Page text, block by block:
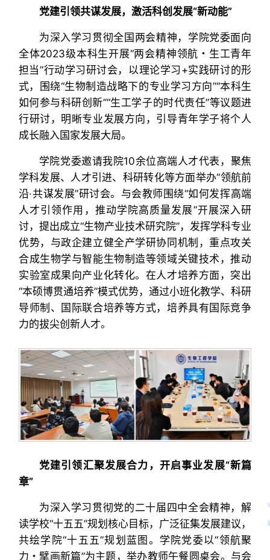
党建引领共谋发展， 激活科创发展“新动能”
为深入学习贯彻全国两会精神，学院党委面向
全体2023级本科生开展“两会精神领航・生工青年
担当”行动学习研讨会，以理论学习+实践研讨的形
式，围绕“生物制造战略下的专业学习方向”“本科生
如何参与科研创新”“生工学子的时代责任”等议题进
行研讨，明晰专业发展方向，引导青年学子将个人
成长融入国家发展大局。
学院党委邀请我院10余位高端人才代表，聚焦
学科发展、人才引进、科研转化等方面举办“领航前
沿·共谋发展”研讨会。与会教师围绕“如何发挥高端
人才引领作用，推动学院高质量发展”开展深入研
讨，提出成立“生物产业技术研究院”，发挥学科专业
优势，与政企建立健全产学研协同机制，重点攻关
合成生物学与智能生物制造等领域关键技术，推动
实验室成果向产业化转化。在人才培养方面，突出
“本硕博贯通培养”模式优势，通过小班化教学、科研
导师制、国际联合培养等方式，培养具有国际竞争
力的拔尖创新人才。
党建引领汇聚发展合力 ， 开启事业发展“新篇
章”
为深入学习贯彻党的二十届四中全会精神，解
读学校“十五五”规划核心目标，广泛征集发展建议，
共绘学院“十五五”规划蓝图。学院党委以“领航聚
力・擘画新篇”为主题，举办教师午餐圆桌会。与会